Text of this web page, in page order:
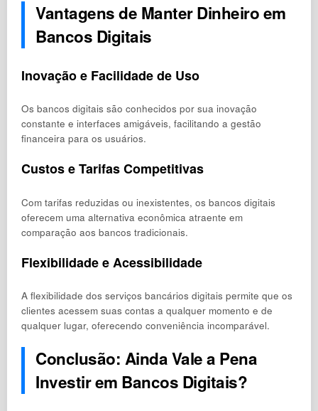
Vantagens de Manter Dinheiro em
Bancos Digitais
Inovação e Facilidade de Uso
Os bancos digitais são conhecidos por sua inovação
constante e interfaces amigáveis, facilitando a gestão
financeira para os usuários.
Custos e Tarifas Competitivas
Com tarifas reduzidas ou inexistentes, os bancos digitais
oferecem uma alternativa econômica atraente em
comparação aos bancos tradicionais.
Flexibilidade e Acessibilidade
A flexibilidade dos serviços bancários digitais permite que os
clientes acessem suas contas a qualquer momento e de
qualquer lugar, oferecendo conveniência incomparável.
Conclusão: Ainda Vale a Pena
Investir em Bancos Digitais?